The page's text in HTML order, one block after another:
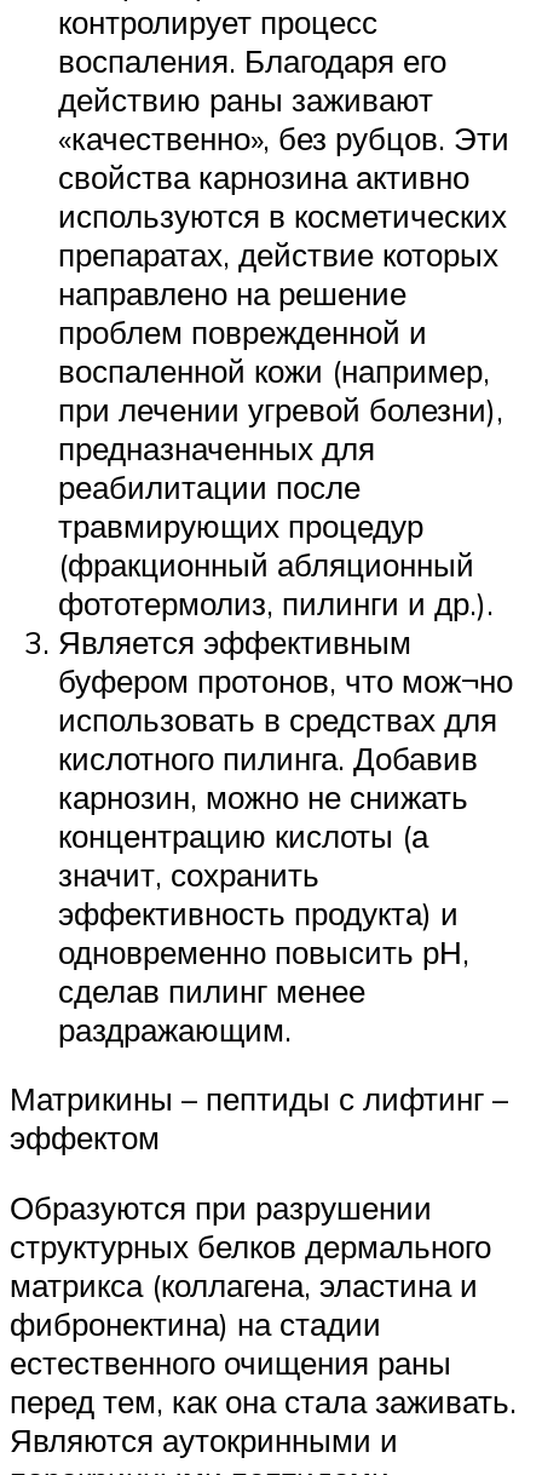
контролирует процесс
воспаления. Благодаря его
действию раны заживают
«качественно», без рубцов. Эти
свойства карнозина активно
используются в косметических
препаратах, действие которых
направлено на решение
проблем поврежденной и
воспаленной кожи (например,
при лечении угревой болезни),
предназначенных для
реабилитации после
травмирующих процедур
(фракционный абляционный
фототермолиз, пилинги и др.).
Является эффективным
буфером протонов, что мож¬но
использовать в средствах для
кислотного пилинга. Добавив
карнозин, можно не снижать
концентрацию кислоты (а
значит, сохранить
эффективность продукта) и
одновременно повысить рН,
сделав пилинг менее
раздражающим.
Матрикины – пептиды с лифтинг –
эффектом
Образуются при разрушении
структурных белков дермального
матрикса (коллагена, эластина и
фибронектина) на стадии
естественного очищения раны
перед тем, как она стала заживать.
Являются аутокринными и